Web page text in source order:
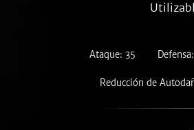
Ataque: 35
Reducción de